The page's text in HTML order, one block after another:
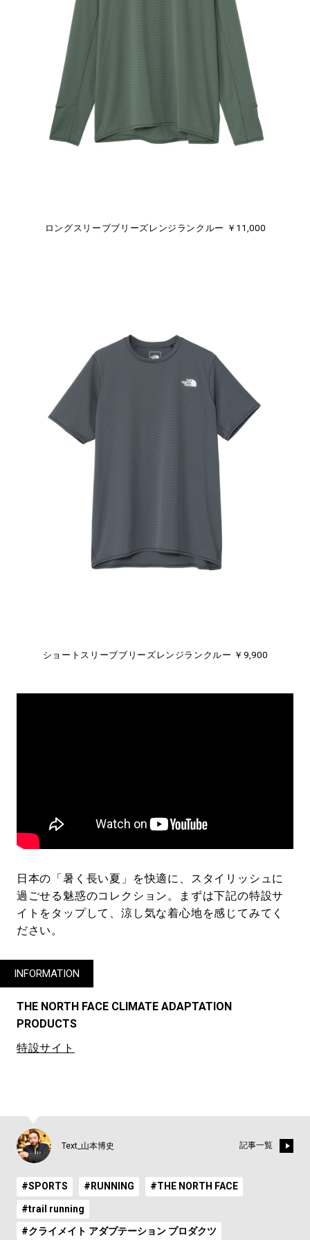
ロングスリーブブリーズレンジランクルー ￥11,000
ショートスリーブブリーズレンジランクルー ￥9,900
日本の「暑く長い夏」を快適に、スタイリッシュに
過ごせる魅惑のコレクション。まずは下記の特設サ
イトをタップして、涼し気な着心地を感じてみてく
ださい。
INFORMATION
THE NORTH FACE CLIMATE ADAPTATION
PRODUCTS
特設サイト
Text_山本博史 記事一覧
#SPORTS #RUNNING #THE NORTH FACE
#trail running
#クライメイト アダプテーション プロダクツ